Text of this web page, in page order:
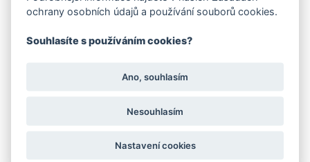
Kärcher Extraktor Puzzi 30/4 E
110 754 Kč
ochrany osobních údajů a používání souborů cookies.
Souhlasíte s používáním cookies?
Ano, souhlasím
Nesouhlasím
Nastavení cookies